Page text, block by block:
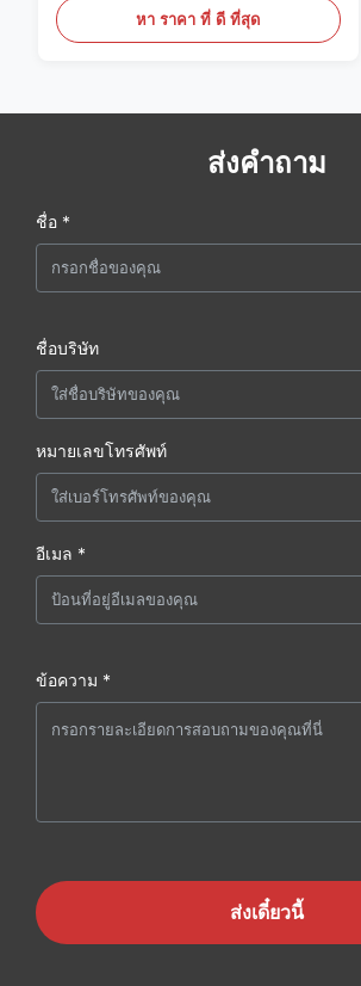
หา ราคา ที่ ดี ที่สุด
ส่งคำถาม
ชื่อ *
ชื่อบริษัท
หมายเลขโทรศัพท์
อีเมล *
ข้อความ *
ส่งเดี๋ยวนี้